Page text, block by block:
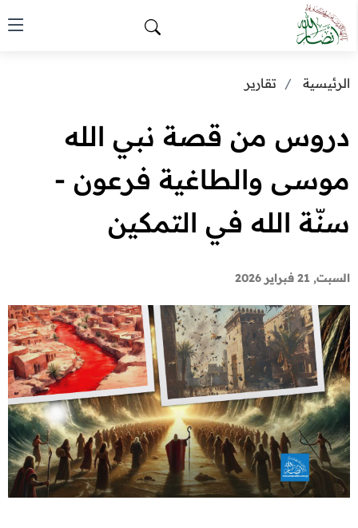
الرئيسية تقارير
دروس من قصة نبي الله
موسى والطاغية فرعون -
سنّة الله في التمكين
السبت, 21 فبراير 2026